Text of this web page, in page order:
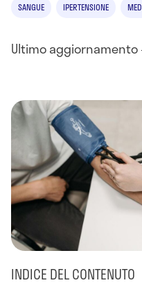
SANGUE IPERTENSIONE
Ultimo aggiornamento
INDICE DEL CONTENUTO